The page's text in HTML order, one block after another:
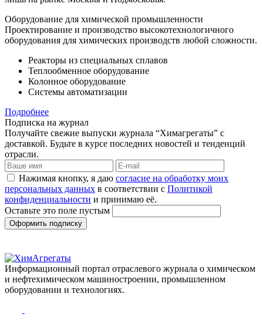
Оборудование для химической промышленности
Проектирование и производство высокотехнологичного
оборудования для химических производств любой сложности.
Реакторы из специальных сплавов
Теплообменное оборудование
Колонное оборудование
Системы автоматизации
Подробнее
Подписка на журнал
Получайте свежие выпуски журнала “Химагрегаты” с
доставкой. Будьте в курсе последних новостей и тенденций
отрасли.
Нажимая кнопку, я даю согласие на обработку моих
персональных данных в соответствии с Политикой
конфиденциальности и принимаю её.
Оставьте это поле пустым
Оформить подписку
Информационный портал отраслевого журнала о химическом
и нефтехимическом машиностроении, промышленном
оборудовании и технологиях.